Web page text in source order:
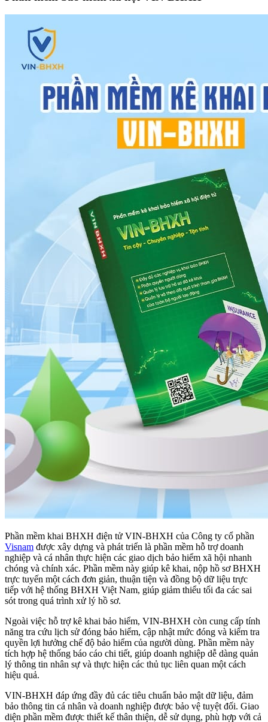
Phần mềm khai BHXH điện tử VIN-BHXH của Công ty cổ phần
Visnam được xây dựng và phát triển là phần mềm hỗ trợ doanh
nghiệp và cá nhân thực hiện các giao dịch bảo hiểm xã hội nhanh
chóng và chính xác. Phần mềm này giúp kê khai, nộp hồ sơ BHXH
trực tuyến một cách đơn giản, thuận tiện và đồng bộ dữ liệu trực
tiếp với hệ thống BHXH Việt Nam, giúp giảm thiểu tối đa các sai
sót trong quá trình xử lý hồ sơ.
Ngoài việc hỗ trợ kê khai bảo hiểm, VIN-BHXH còn cung cấp tính
năng tra cứu lịch sử đóng bảo hiểm, cập nhật mức đóng và kiểm tra
quyền lợi hưởng chế độ bảo hiểm của người dùng. Phần mềm này
tích hợp hệ thống báo cáo chi tiết, giúp doanh nghiệp dễ dàng quản
lý thông tin nhân sự và thực hiện các thủ tục liên quan một cách
hiệu quả.
VIN-BHXH đáp ứng đầy đủ các tiêu chuẩn bảo mật dữ liệu, đảm
bảo thông tin cá nhân và doanh nghiệp được bảo vệ tuyệt đối. Giao
diện phần mềm được thiết kế thân thiện, dễ sử dụng, phù hợp với cả